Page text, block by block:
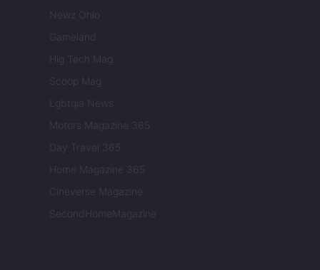
Newz Ohio
Gameland
Hig Tech Mag
Scoop Mag
Lgbtqia News
Motors Magazine 365
Day Travel 365
Home Magazine 365
Cineverse Magazine
SecondHomeMagazine